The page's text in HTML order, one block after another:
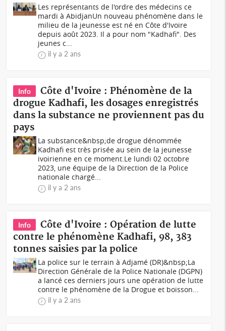
Les représentants de l'ordre des médecins ce
mardi à AbidjanUn nouveau phénomène dans le
milieu de la jeunesse est né en Côte d'Ivoire
depuis août 2023. Il a pour nom "Kadhafi". Des
jeunes c...
il y a 2 ans
Info
Côte d'Ivoire : Phénomène de la
drogue Kadhafi, les dosages enregistrés
dans la substance ne proviennent pas du
pays
La substance&nbsp;de drogue dénommée
Kadhafi est très prisée au sein de la jeunesse
ivoirienne en ce moment.Le lundi 02 octobre
2023, une équipe de la Direction de la Police
nationale chargé...
il y a 2 ans
Info
Côte d'Ivoire : Opération de lutte
contre le phénomène Kadhafi, 98, 383
tonnes saisies par la police
La police sur le terrain à Adjamé (DR)&nbsp;La
Direction Générale de la Police Nationale (DGPN)
a lancé ces derniers jours une opération de lutte
contre le phénomène de la Drogue et boisson...
il y a 2 ans